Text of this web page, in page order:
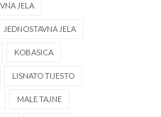
JELA
JEDNOSTAVNA JELA
KOBASICA
LISNATO TIJESTO
MALE TAJNE